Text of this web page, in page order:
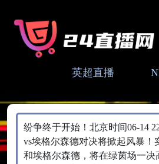
英超直播
纷争终于开始！北京时间06-14
vs埃格尔森德对决将掀起风暴！
和埃格尔森德，将在绿茵场一决